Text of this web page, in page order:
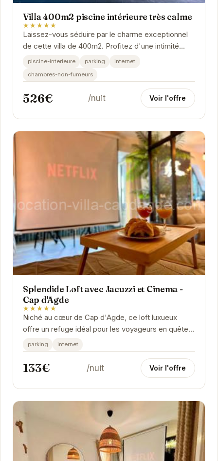
Villa 400m2 piscine intérieure très calme
★★★★★
Laissez-vous séduire par le charme exceptionnel
de cette villa de 400m2. Profitez d'une intimité
absolue grâce à sa piscine intérieure, idéale...
piscine-interieure parking
internet
chambres-non-fumeurs
526€ /nuit Voir l'offre
Splendide Loft avec Jacuzzi et Cinema -
Cap d'Agde
★★★★★
Niché au cœur de Cap d'Agde, ce loft luxueux
offre un refuge idéal pour les voyageurs en quête
de confort et de divertissement.
parking internet
133€ /nuit Voir l'offre